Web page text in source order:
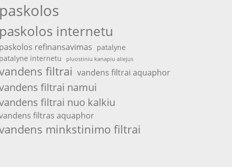
paskolos
paskolos internetu
paskolos refinansavimas patalyne
patalyne internetu
pluostiniu kanapiu aliejus
filtrai vandens filtrai aquaphor
filtrai namui
filtrai nuo kalkiu
filtras aquaphor
minkstinimo filtrai